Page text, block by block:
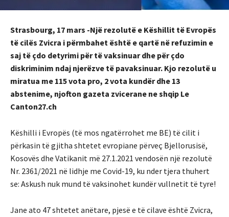
Strasbourg, 17 mars -Një rezolutë e Këshillit të Evropës
të cilës Zvicra i përmbahet është e qartë në refuzimin e
saj të çdo detyrimi për të vaksinuar dhe për çdo
diskriminim ndaj njerëzve të pavaksinuar. Kjo rezolutë u
miratua me 115 vota pro, 2 vota kundër dhe 13
abstenime, njofton gazeta zvicerane ne shqip Le
Canton27.ch
Këshilli i Evropës (të mos ngatërrohet me BE) të cilit i
përkasin të gjitha shtetet evropiane përveç Bjellorusisë,
Kosovës dhe Vatikanit më 27.1.2021 vendosën një rezolutë
Nr. 2361/2021 në lidhje me Covid-19, ku nder tjera thuhert
se: Askush nuk mund të vaksinohet kundër vullnetit të tyre!
Jane ato 47 shtetet anëtare, pjesë e të cilave është Zvicra,